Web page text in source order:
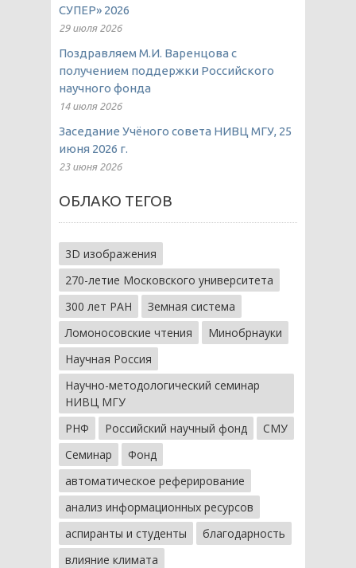
СУПЕР» 2026
29 июля 2026
Поздравляем М.И. Варенцова с
получением поддержки Российского
научного фонда
14 июля 2026
Заседание Учёного совета НИВЦ МГУ, 25
июня 2026 г.
23 июня 2026
ОБЛАКО ТЕГОВ
3D изображения
270-летие Московского университета
300 лет РАН
Земная система
Ломоносовские чтения
Минобрнауки
Научная Россия
Научно-методологический семинар
НИВЦ МГУ
РНФ
Российский научный фонд
СМУ
Семинар
Фонд
автоматическое реферирование
анализ информационных ресурсов
аспиранты и студенты
благодарность
влияние климата